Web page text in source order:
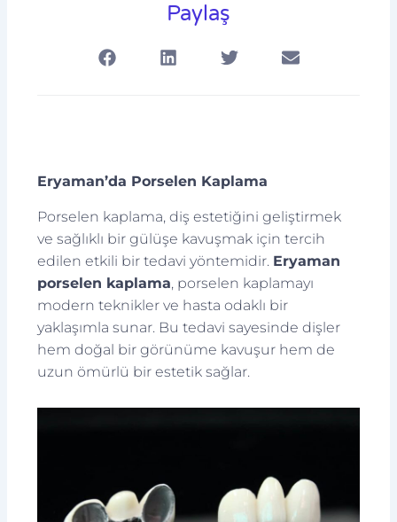
Paylaş
Eryaman’da Porselen Kaplama
Porselen kaplama, diş estetiğini geliştirmek
ve sağlıklı bir gülüşe kavuşmak için tercih
edilen etkili bir tedavi yöntemidir. Eryaman
porselen kaplama, porselen kaplamayı
modern teknikler ve hasta odaklı bir
yaklaşımla sunar. Bu tedavi sayesinde dişler
hem doğal bir görünüme kavuşur hem de
uzun ömürlü bir estetik sağlar.